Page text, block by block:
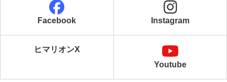
Facebook Instagram
ヒマリオンX
Youtube